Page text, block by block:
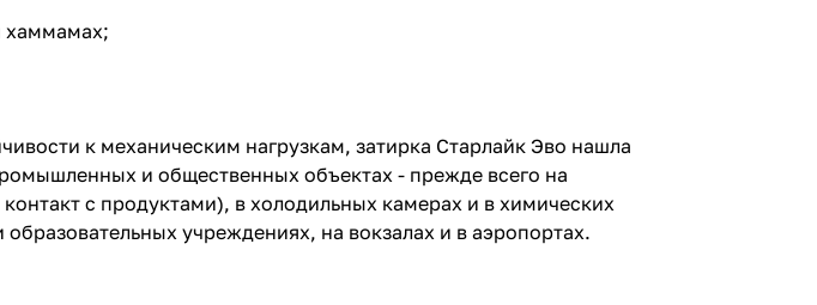
хаммамах;
к механическим нагрузкам, затирка Старлайк Эво нашла
и общественных объектах - прежде всего на
с продуктами), в холодильных камерах и в химических
учреждениях, на вокзалах и в аэропортах.